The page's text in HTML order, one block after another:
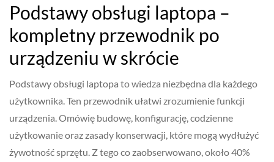
Podstawy obsługi laptopa –
kompletny przewodnik po
urządzeniu w skrócie
Podstawy obsługi laptopa to wiedza niezbędna dla każdego
użytkownika. Ten przewodnik ułatwi zrozumienie funkcji
urządzenia. Omówię budowę, konfigurację, codzienne
użytkowanie oraz zasady konserwacji, które mogą wydłużyć
żywotność sprzętu. Z tego co zaobserwowano, około 40%